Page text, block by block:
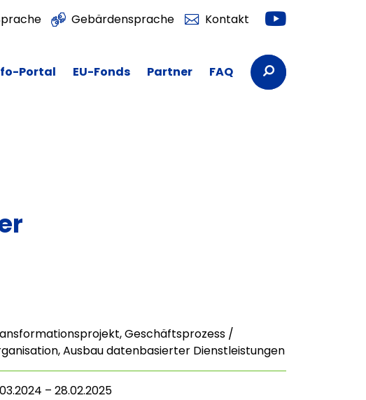
Gebärdensprache Kontakt Youtube
Portal EU-Fonds Partner FAQ Suchbegriffe
Geschäftsprozess /
Ausbau datenbasierter Dienstleistungen
– 28.02.2025